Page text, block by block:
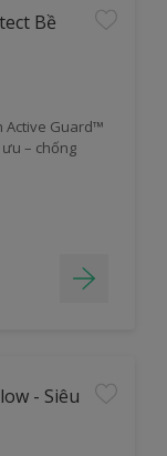
Bề
Active Guard™
– chống
- Siêu